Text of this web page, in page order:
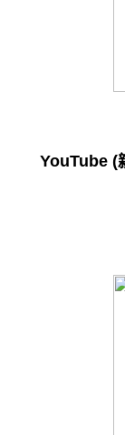
YouTube (